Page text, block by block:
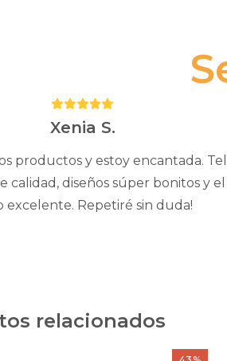
Puntuación:
5
Xenia S.
productos y estoy encantada.
calidad, diseños súper bonitos y el
excelente. Repetiré sin duda!
relacionados